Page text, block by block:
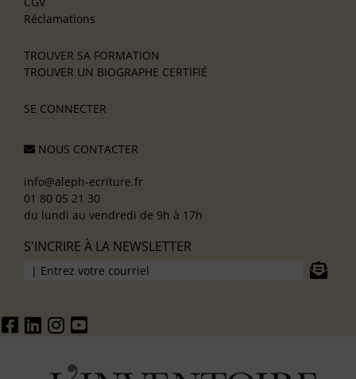
Réclamations
TROUVER SA FORMATION
TROUVER UN BIOGRAPHE CERTIFIÉ
SE CONNECTER
NOUS CONTACTER
info@aleph-ecriture.fr
01 80 05 21 30
du lundi au vendredi de 9h à 17h
S'INCRIRE À LA NEWSLETTER